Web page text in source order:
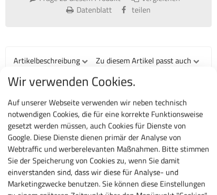
Datenblatt
teilen
Artikelbeschreibung Zu diesem Artikel passt auch
Artikelbeschreibung
Ballschrank mit Flügeltüren in Höhe 1950 mm,
gepulverte Einlegeböden mit Aufkantung als
Abrollsicherung, Einlegeböden im Raster von 17 mm
höhenverstellbar und mit 80 kg belastbar bei
gleichmäßig verteilter Last, Schränke wahlweise mit
Vollblechtüren oder Lochfeldtüren mit neuer
Quadratlochung 5 mm, hinsichtlich Eingreifschutz
sicherer. Türen mit Verstärkungstaschen und 3-
Wir verwenden Cookies.
Auf unserer Webseite verwenden wir neben technisch
notwendigen Cookies, die für eine korrekte Funktionsweise
gesetzt werden müssen, auch Cookies für Dienste von
Google. Diese Dienste dienen primär der Analyse von
Webtraffic und werberelevanten Maßnahmen. Bitte stimmen
Sie der Speicherung von Cookies zu, wenn Sie damit
einverstanden sind, dass wir diese für Analyse- und
Marketingzwecke benutzen. Sie können diese Einstellungen